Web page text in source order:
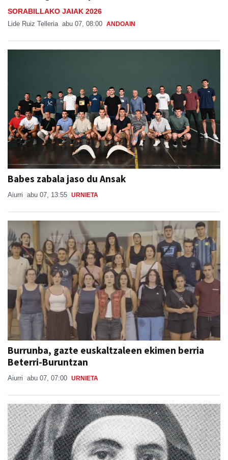
SORABILLAKO JAIAK 2026
Lide Ruiz Telleria abu 07, 08:00 ANDOAIN
Babes zabala jaso du Ansak
Aiurri abu 07, 13:55 URNIETA
Burrunba, gazte euskaltzaleen ekimen berria
Beterri-Buruntzan
Aiurri abu 07, 07:00 URNIETA